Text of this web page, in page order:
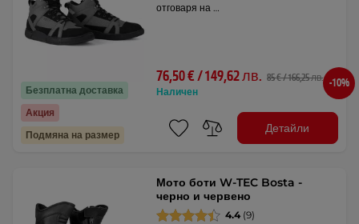
Безплатна доставка
Акция
Подмяна на размер
отговаря на …
76,50 € / 149,62 лв. 85 € / 166,25 лв.
Наличен
-10%
Детайли
Мото боти W-TEC Bosta -
черно и червено
4.4 (9)